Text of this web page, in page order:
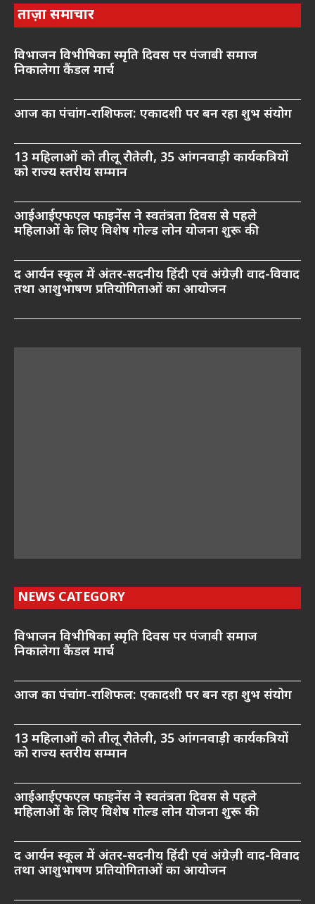
ताज़ा समाचार
विभाजन विभीषिका स्मृति दिवस पर पंजाबी समाज
निकालेगा कैंडल मार्च
आज का पंचांग-राशिफल: एकादशी पर बन रहा शुभ संयोग
13 महिलाओं को तीलू रौतेली, 35 आंगनवाड़ी कार्यकत्रियों
को राज्य स्तरीय सम्मान
आईआईएफएल फाइनेंस ने स्वतंत्रता दिवस से पहले
महिलाओं के लिए विशेष गोल्ड लोन योजना शुरू की
द आर्यन स्कूल में अंतर-सदनीय हिंदी एवं अंग्रेज़ी वाद-विवाद
तथा आशुभाषण प्रतियोगिताओं का आयोजन
NEWS CATEGORY
विभाजन विभीषिका स्मृति दिवस पर पंजाबी समाज
निकालेगा कैंडल मार्च
आज का पंचांग-राशिफल: एकादशी पर बन रहा शुभ संयोग
13 महिलाओं को तीलू रौतेली, 35 आंगनवाड़ी कार्यकत्रियों
को राज्य स्तरीय सम्मान
आईआईएफएल फाइनेंस ने स्वतंत्रता दिवस से पहले
महिलाओं के लिए विशेष गोल्ड लोन योजना शुरू की
द आर्यन स्कूल में अंतर-सदनीय हिंदी एवं अंग्रेज़ी वाद-विवाद
तथा आशुभाषण प्रतियोगिताओं का आयोजन